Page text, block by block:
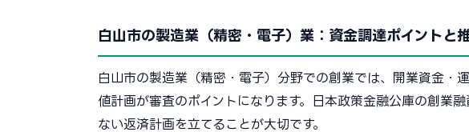
白山市の製造業（精密・電子）業：資金調達ポイントと
白山市の製造業（精密・電子）分野での創業では、開業資金・
値計画が審査のポイントになります。日本政策金融公庫の創業
ない返済計画を立てることが大切です。